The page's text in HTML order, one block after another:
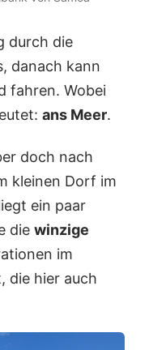
durch die
danach kann
fahren. Wobei
ans Meer.
doch nach
kleinen Dorf im
ein paar
die winzige
im
die hier auch